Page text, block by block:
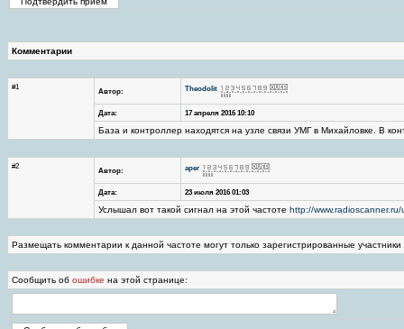
Комментарии
#1 Автор: Theodolit
Дата: 17 апреля 2016 10:10
База и контроллер находятся на узле связи УМГ в Михайловке. В
#2 Автор: aper
Дата: 23 июля 2016 01:03
Услышал вот такой сигнал на этой частоте http://
Размещать комментарии к данной частоте могут только зарегистрированные
Сообщить об ошибке на этой странице: